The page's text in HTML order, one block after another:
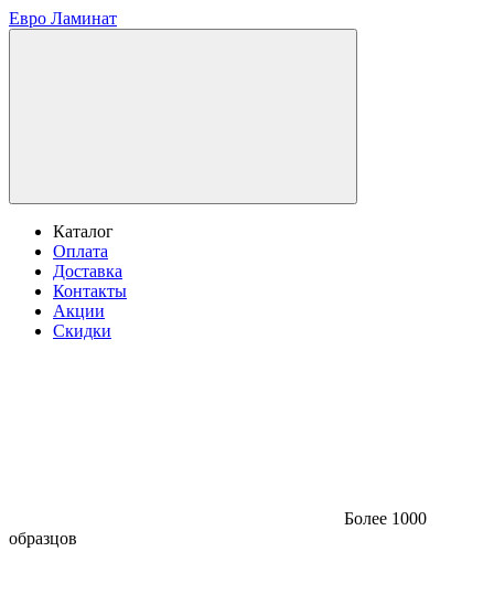
Евро Ламинат
Каталог
Оплата
Доставка
Контакты
Акции
Скидки
Более 1000
образцов